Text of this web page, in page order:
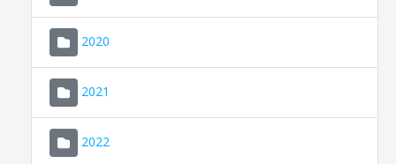
2020
2021
2022